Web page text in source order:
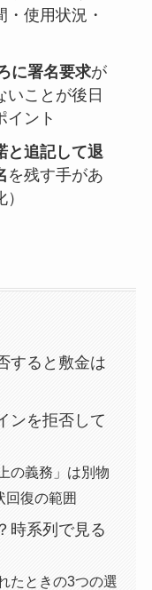
使用状況・
に署名要求が
いことが後日
イント
と追記して退
を残す手があ
すると敷金は
ンを拒否して
の義務」は別物
回復の範囲
時系列で見る
たときの3つの選